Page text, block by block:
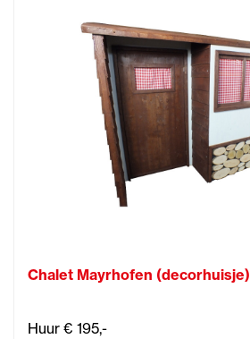
Chalet Mayrhofen (decorhuisje)
Huur € 195,-